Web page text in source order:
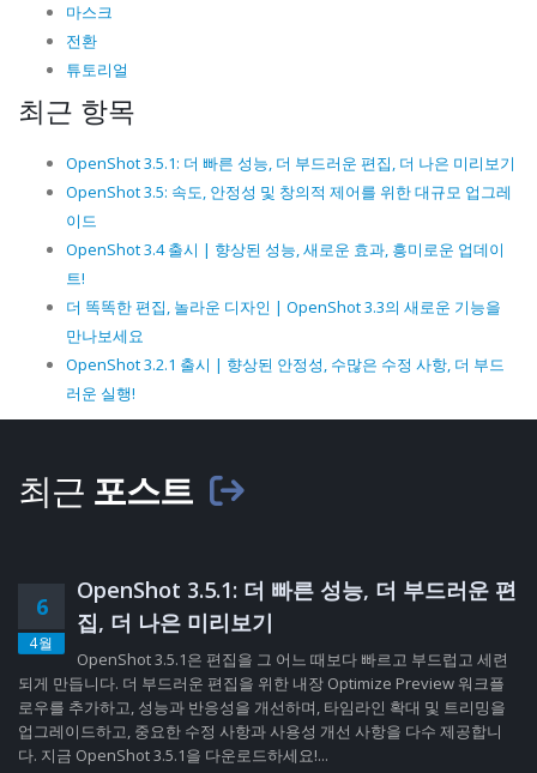
마스크
전환
튜토리얼
최근 항목
OpenShot 3.5.1: 더 빠른 성능, 더 부드러운 편집, 더 나은 미리보기
OpenShot 3.5: 속도, 안정성 및 창의적 제어를 위한 대규모 업그레
이드
OpenShot 3.4 출시 | 향상된 성능, 새로운 효과, 흥미로운 업데이
트!
더 똑똑한 편집, 놀라운 디자인 | OpenShot 3.3의 새로운 기능을
만나보세요
OpenShot 3.2.1 출시 | 향상된 안정성, 수많은 수정 사항, 더 부드
러운 실행!
최근 포스트
6
4월
OpenShot 3.5.1: 더 빠른 성능, 더 부드러운 편
집, 더 나은 미리보기
OpenShot 3.5.1은 편집을 그 어느 때보다 빠르고 부드럽고 세련
되게 만듭니다. 더 부드러운 편집을 위한 내장 Optimize Preview 워크플
로우를 추가하고, 성능과 반응성을 개선하며, 타임라인 확대 및 트리밍을
업그레이드하고, 중요한 수정 사항과 사용성 개선 사항을 다수 제공합니
다. 지금 OpenShot 3.5.1을 다운로드하세요!...